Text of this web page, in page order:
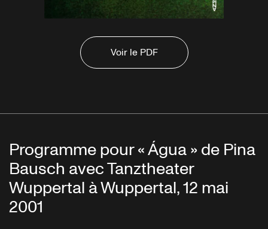
Voir le PDF
Programme pour « Água » de Pina
Bausch avec Tanztheater
Wuppertal à Wuppertal, 12 mai
2001